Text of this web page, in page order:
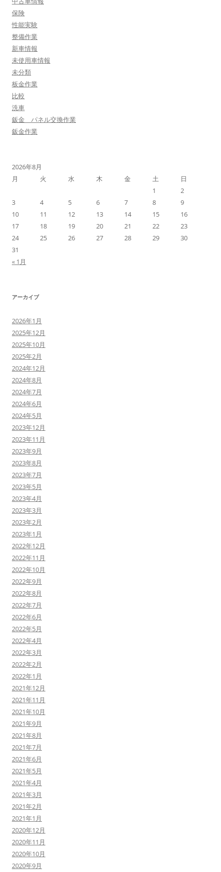
保険
性能実験
整備作業
新車情報
未使用車情報
未分類
板金作業
比較
洗車
鈑金 パネル交換作業
鈑金作業
2026年8月
月
火 水 木 金 土
日
1
2
3
4 5 6 7 8
9
10
11 12 13 14 15
16
17
18 19 20 21 22
23
24
25 26 27 28 29
30
31
« 1月
アーカイブ
2026年1月
2025年12月
2025年10月
2025年2月
2024年12月
2024年8月
2024年7月
2024年6月
2024年5月
2023年12月
2023年11月
2023年9月
2023年8月
2023年7月
2023年5月
2023年4月
2023年3月
2023年2月
2023年1月
2022年12月
2022年11月
2022年10月
2022年9月
2022年8月
2022年7月
2022年6月
2022年5月
2022年4月
2022年3月
2022年2月
2022年1月
2021年12月
2021年11月
2021年10月
2021年9月
2021年8月
2021年7月
2021年6月
2021年5月
2021年4月
2021年3月
2021年2月
2021年1月
2020年12月
2020年11月
2020年10月
2020年9月